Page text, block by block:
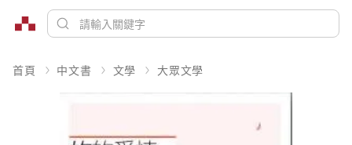
首頁 中文書 文學 大眾文學